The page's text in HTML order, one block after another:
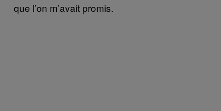
que l’on m’avait promis.